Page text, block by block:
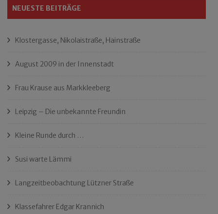
NEUESTE BEITRÄGE
Klostergasse, Nikolaistraße, Hainstraße
August 2009 in der Innenstadt
Frau Krause aus Markkleeberg
Leipzig – Die unbekannte Freundin
Kleine Runde durch …
Susi warte Lämmi
Langzeitbeobachtung Lützner Straße
Klassefahrer Edgar Krannich